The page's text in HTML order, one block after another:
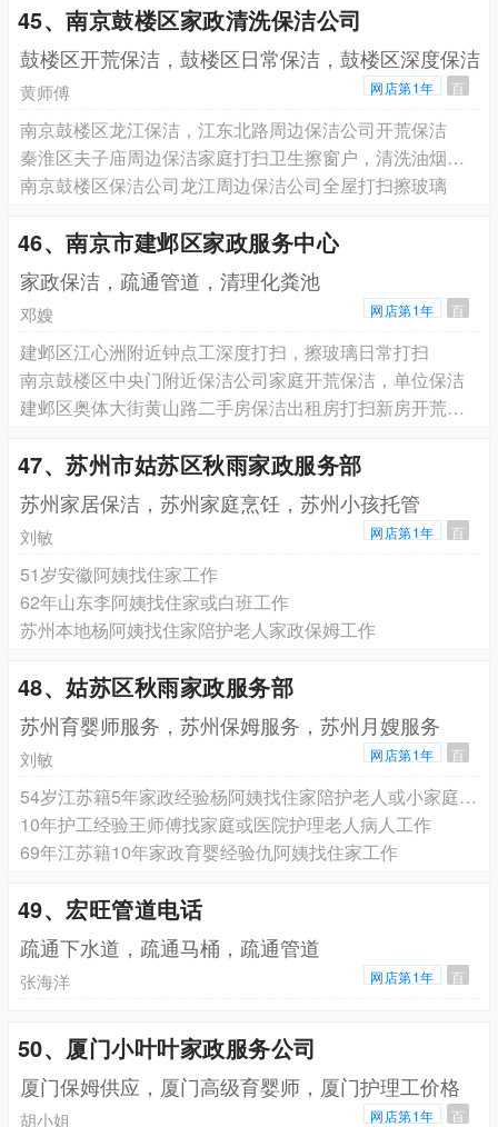
45、南京鼓楼区家政清洗保洁公司
鼓楼区开荒保洁，鼓楼区日常保洁，鼓楼区深度保洁
黄师傅 网店第1年 百
南京鼓楼区龙江保洁，江东北路周边保洁公司开荒保洁
秦淮区夫子庙周边保洁家庭打扫卫生擦窗户，清洗油烟机，地板打蜡
南京鼓楼区保洁公司龙江周边保洁公司全屋打扫擦玻璃
46、南京市建邺区家政服务中心
家政保洁，疏通管道，清理化粪池
邓嫂 网店第1年 百
建邺区江心洲附近钟点工深度打扫，擦玻璃日常打扫
南京鼓楼区中央门附近保洁公司家庭开荒保洁，单位保洁
建邺区奥体大街黄山路二手房保洁出租房打扫新房开荒保洁擦
47、苏州市姑苏区秋雨家政服务部
苏州家居保洁，苏州家庭烹饪，苏州小孩托管
刘敏 网店第1年 百
51岁安徽阿姨找住家工作
62年山东李阿姨找住家或白班工作
苏州本地杨阿姨找住家陪护老人家政保姆工作
48、姑苏区秋雨家政服务部
苏州育婴师服务，苏州保姆服务，苏州月嫂服务
刘敏 网店第1年 百
54岁江苏籍5年家政经验杨阿姨找住家陪护老人或小家庭做家务的
10年护工经验王师傅找家庭或医院护理老人病人工作
69年江苏籍10年家政育婴经验仇阿姨找住家工作
49、宏旺管道电话
疏通下水道，疏通马桶，疏通管道
张海洋 网店第1年 百
50、厦门小叶叶家政服务公司
厦门保姆供应，厦门高级育婴师，厦门护理工价格
胡小姐 网店第1年 百